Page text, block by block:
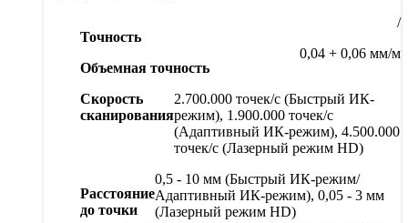
Точность
/
Объемная точность
0,04 + 0,06 мм/м
Скорость
сканирования
2.700.000 точек/с (Быстрый ИК-
режим), 1.900.000 точек/с
(Адаптивный ИК-режим), 4.500.000
точек/с (Лазерный режим HD)
Расстояние
до точки
0,5 - 10 мм (Быстрый ИК-режим/
Адаптивный ИК-режим), 0,05 - 3 мм
(Лазерный режим HD)